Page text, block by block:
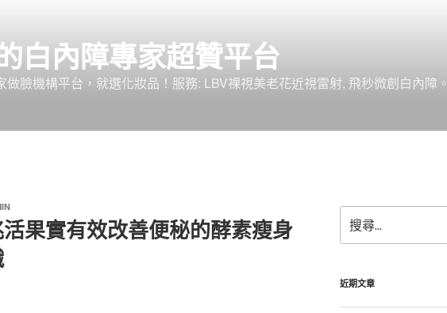
白內障專家超贊平台
做臉機構平台，就選化妝品！服務: LBV裸視美老花近視雷射, 飛秒微創白內障。
果實有效改善便秘的酵素瘦身
尋
關
字:
近期文章